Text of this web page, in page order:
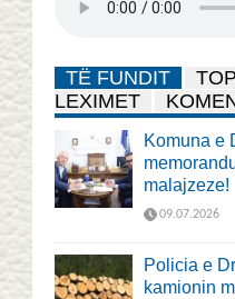
TË FUNDIT
TOP
LEXIMET
Komuna e
malajzeze!
09.07.2026
Policia e
kamionin